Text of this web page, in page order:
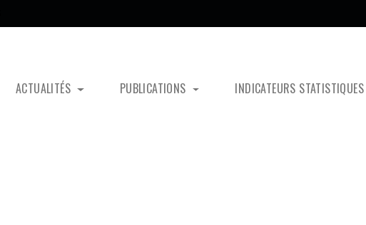
ACTUALITÉS PUBLICATIONS INDICATEURS STATISTIQUES